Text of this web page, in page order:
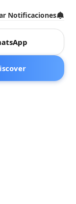
Notificaciones